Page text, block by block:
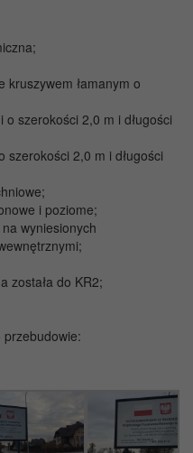
kruszywem łamanym o
szerokości 2,0 m i długości
szerokości 2,0 m i długości
i poziome;
wyniesionych
została do KR2;